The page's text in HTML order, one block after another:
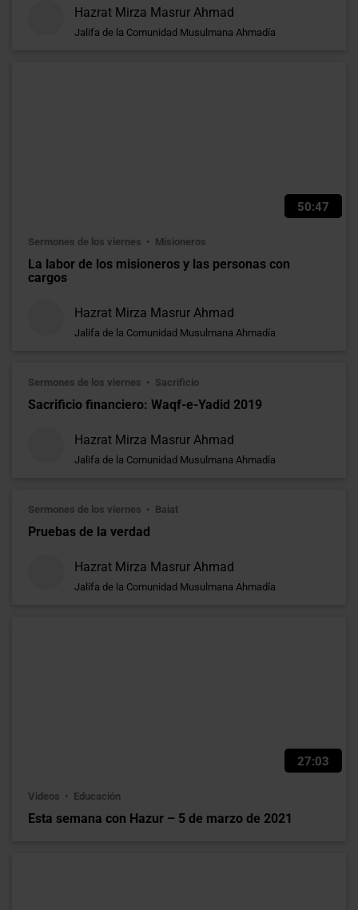
Hazrat Mirza Masrur Ahmad
Jalifa de la Comunidad Musulmana Ahmadía
50:47
Sermones de los viernes Misioneros
La labor de los misioneros y las personas con
cargos
Hazrat Mirza Masrur Ahmad
Jalifa de la Comunidad Musulmana Ahmadía
Sermones de los viernes Sacrificio
Sacrificio financiero: Waqf-e-Yadid 2019
Hazrat Mirza Masrur Ahmad
Jalifa de la Comunidad Musulmana Ahmadía
Sermones de los viernes Baiat
Pruebas de la verdad
Hazrat Mirza Masrur Ahmad
Jalifa de la Comunidad Musulmana Ahmadía
27:03
Videos Educación
Esta semana con Hazur – 5 de marzo de 2021